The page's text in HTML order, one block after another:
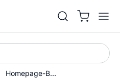
Homepage-Baukasten Alte Generation